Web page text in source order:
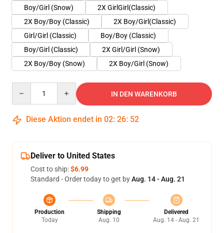
Boy/Girl (Snow)
2X GirlGirl(Classic)
2X Boy/Boy (Classic)
2X Boy/Girl(Classic)
Girl/Girl (Classic)
Boy/Boy (Classic)
Boy/Girl (Classic)
2X Girl/Girl (Snow)
2X Boy/Boy (Snow)
2X Boy/Girl (Snow)
IN DEN WARENKORB
Diese Aktion endet in 02: 26: 52
Deliver to United States
Cost to ship:$6.99
Standard - Order today to get byAug. 14 - Aug. 21
Production
Today
Shipping
Aug. 10
Delivered
Aug. 14 - Aug. 21